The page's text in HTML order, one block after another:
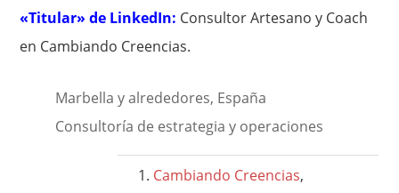
«Titular» de LinkedIn: Consultor Artesano y Coach
en Cambiando Creencias.
Marbella y alrededores, España
Consultoría de estrategia y operaciones
Cambiando Creencias,